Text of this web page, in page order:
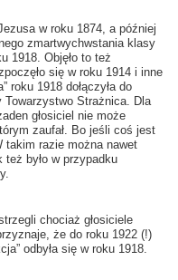
w roku 1874, a później
zmartwychwstania klasy
1918. Objęło to też
się w roku 1914 i inne
roku 1918 dołączyła do
Strażnica. Dla
głosiciel nie może
zaufał. Bo jeśli coś jest
takim razie można nawet
też było w przypadku
chociaż głosiciele
że do roku 1922 (!)
odbyła się w roku 1918.